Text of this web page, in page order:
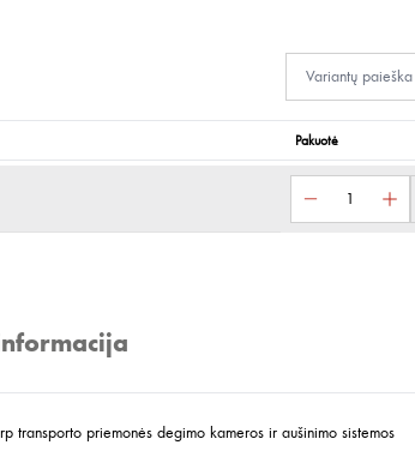
Pakuotė
priemonės degimo kameros ir aušinimo sistemos